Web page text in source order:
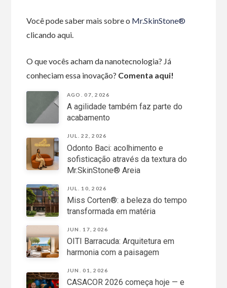
Você pode saber mais sobre o Mr.SkinStone®
clicando aqui.
O que vocês acham da nanotecnologia? Já
conheciam essa inovação? Comenta aqui!
AGO. 07, 2026
A agilidade também faz parte do
acabamento
JUL. 22, 2026
Odonto Baci: acolhimento e
sofisticação através da textura do
Mr.SkinStone® Areia
JUL. 10, 2026
Miss Corten®: a beleza do tempo
transformada em matéria
JUN. 17, 2026
OITI Barracuda: Arquitetura em
harmonia com a paisagem
JUN. 01, 2026
CASACOR 2026 começa hoje — e